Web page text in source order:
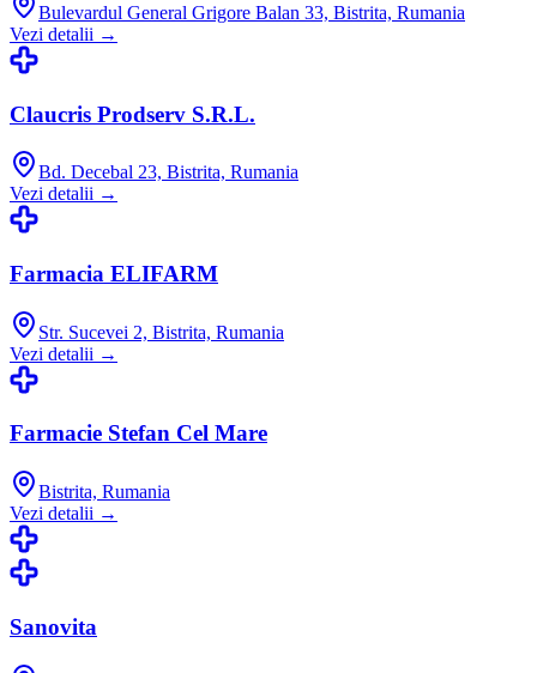
Bulevardul General Grigore Balan 33, Bistrita, Rumania
Vezi detalii →
Claucris Prodserv S.R.L.
Bd. Decebal 23, Bistrita, Rumania
Vezi detalii →
Farmacia ELIFARM
Str. Sucevei 2, Bistrita, Rumania
Vezi detalii →
Farmacie Stefan Cel Mare
Bistrita, Rumania
Vezi detalii →
Sanovita